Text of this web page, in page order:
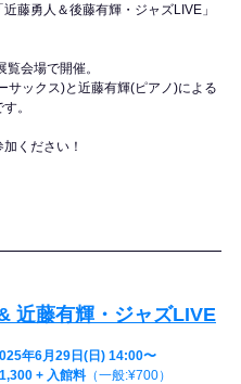
「近藤勇人＆後藤有輝・ジャズLIVE」
会場で開催。​​​​
サックス)と近藤有輝(ピアノ)による
。
ください！
近藤有輝・ジャズLIVE
年6月29日(日) 14:00〜
+ 入館料 （一般:¥700）